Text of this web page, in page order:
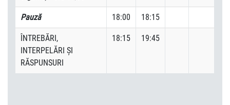
Pauză 18:00 18:15
ÎNTREBĂRI,
INTERPELĂRI ȘI
RĂSPUNSURI
18:15 19:45